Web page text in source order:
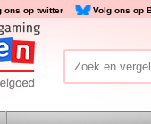
ons op twitter Volg ons op